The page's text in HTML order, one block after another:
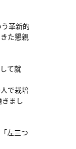
革新的
た懇親
て就
で栽培
まし
左三つ